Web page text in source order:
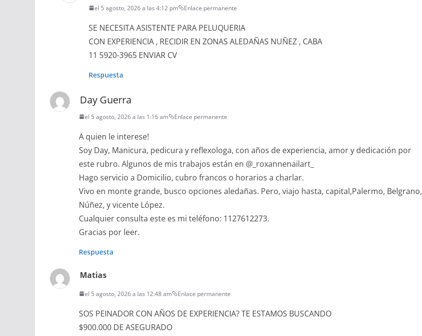
el 5 agosto, 2026 a las 4:12 pm Enlace permanente
SE NECESITA ASISTENTE PARA PELUQUERIA
CON EXPERIENCIA , RECIDIR EN ZONAS ALEDAÑAS NUÑEZ , CABA
11 5920-3965 ENVIAR CV
Respuesta
Day Guerra
el 5 agosto, 2026 a las 1:16 am Enlace permanente
A quien le interese!
Soy Day, Manicura, pedicura y reflexologa, con años de experiencia, amor y dedicación por
este rubro. Algunos de mis trabajos están en @_roxannenailart_
Hago servicio a Domicilio, cubro francos o horarios a charlar.
Vivo en monte grande, busco opciones aledañas. Pero, viajo hasta, capital,Palermo, Belgrano,
Núñez, y vicente López.
Cualquier consulta este es mi teléfono: 1127612273.
Gracias por leer.
Respuesta
Matias
el 5 agosto, 2026 a las 12:48 am Enlace permanente
SOS PEINADOR CON AÑOS DE EXPERIENCIA? TE ESTAMOS BUSCANDO
$900.000 DE ASEGURADO